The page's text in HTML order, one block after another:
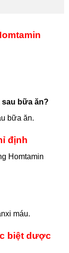
bữa ăn?
bữa ăn.
định
Homtamin
máu.
biệt dược